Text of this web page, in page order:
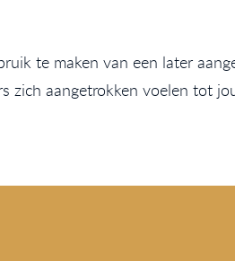
te maken van een later
zich aangetrokken voelen tot